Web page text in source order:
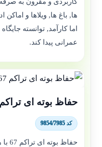
ها, باغ ها, ویلاها و
اما کارآمد, توانسته
عمرانی پیدا کند.
حفاظ بوته ای تراکم 67
کد 9854/7985